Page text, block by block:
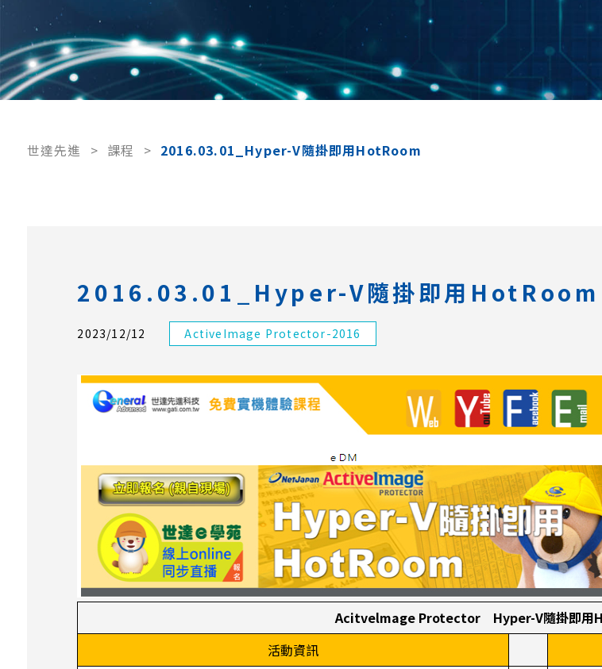
世達先進 > 課程 > 2016.03.01_Hyper-V隨掛即用HotRoom
2016.03.01_Hyper-V隨掛即用HotRoom
2023/12/12 ActiveImage Protector-2016
Acitvelmage Protector Hyper-V隨掛即用
活動資訊